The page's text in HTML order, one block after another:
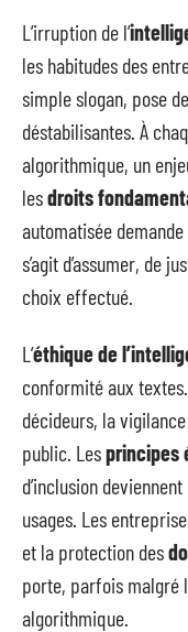
L’irruption de l’
les habitudes des
simple slogan, pose
déstabilisantes. À
algorithmique, un
lesdroits
automatisée demande
s’agit d’assumer, de
choix effectué.
L’éthique de
conformité aux
décideurs, la
public. Lesprincipes
d’inclusion
usages. Les
et la protection des
porte, parfois malgré
algorithmique.